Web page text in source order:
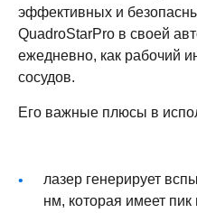
эффективных и
QuadroStarPro в своей
ежедневно, как рабочий
сосудов.
Его важные плюсы в
лазер генерирует
нм, которая имеет